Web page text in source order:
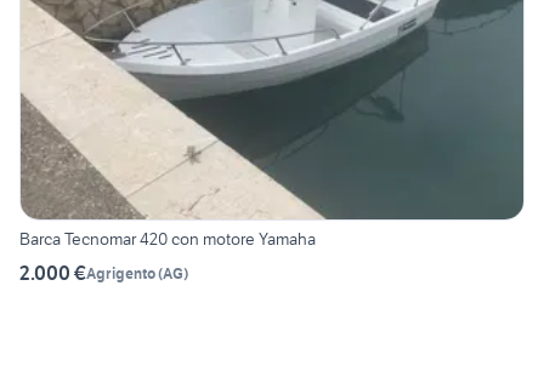
Barca Tecnomar 420 con motore Yamaha
2.000 €Agrigento(AG)